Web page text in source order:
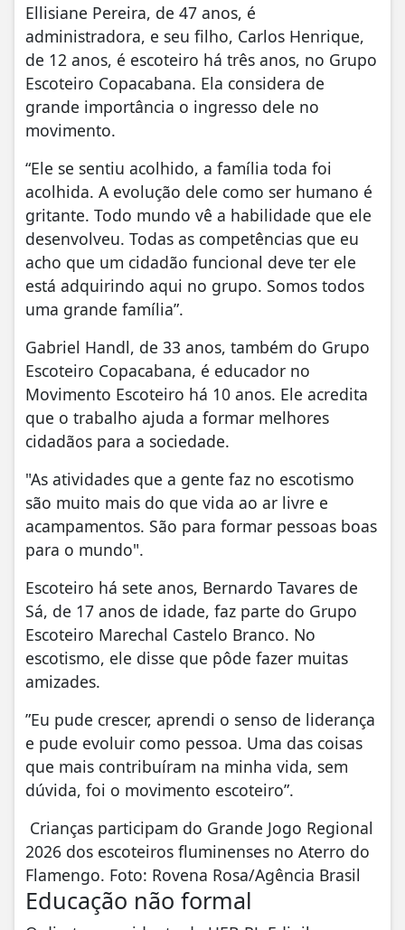
Ellisiane Pereira, de 47 anos, é
administradora, e seu filho, Carlos Henrique,
de 12 anos, é escoteiro há três anos, no Grupo
Escoteiro Copacabana. Ela considera de
grande importância o ingresso dele no
movimento.
“Ele se sentiu acolhido, a família toda foi
acolhida. A evolução dele como ser humano é
gritante. Todo mundo vê a habilidade que ele
desenvolveu. Todas as competências que eu
acho que um cidadão funcional deve ter ele
está adquirindo aqui no grupo. Somos todos
uma grande família”.
Gabriel Handl, de 33 anos, também do Grupo
Escoteiro Copacabana, é educador no
Movimento Escoteiro há 10 anos. Ele acredita
que o trabalho ajuda a formar melhores
cidadãos para a sociedade.
"As atividades que a gente faz no escotismo
são muito mais do que vida ao ar livre e
acampamentos. São para formar pessoas boas
para o mundo".
Escoteiro há sete anos, Bernardo Tavares de
Sá, de 17 anos de idade, faz parte do Grupo
Escoteiro Marechal Castelo Branco. No
escotismo, ele disse que pôde fazer muitas
amizades.
”Eu pude crescer, aprendi o senso de liderança
e pude evoluir como pessoa. Uma das coisas
que mais contribuíram na minha vida, sem
dúvida, foi o movimento escoteiro”.
Crianças participam do Grande Jogo Regional
2026 dos escoteiros fluminenses no Aterro do
Flamengo. Foto: Rovena Rosa/Agência Brasil
Educação não formal